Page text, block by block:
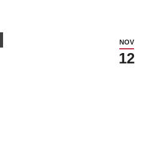
NOV
12